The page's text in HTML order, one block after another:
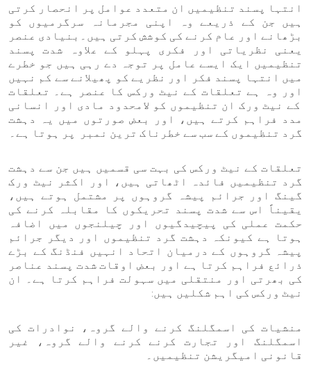
انتہا پسند تنظیمیں ان متعدد عوامل پر انحصار کرتی
ہیں جن کے ذریعے وہ اپنی مجرمانہ سرگرمیوں کو
بڑھانے اور عام کرنے کی کوشش کرتی ہیں۔بنیادی عنصر
یعنی نظریاتی اور فکری پہلو کے علاوہ شدت پسند
تنظیمیں ایک ایسے عامل پر توجہ دے رہی ہیں جو خطرے
میں انتہا پسند فکر اور نظریے کو پھیلانے سے کم نہیں
اور وہ ہے تعلقات کے نیٹ ورکس کا عنصر ہے۔ تعلقات
کے نیٹ ورک ان تنظیموں کو لامحدود مادی اور انسانی
مدد فراہم کرتے ہیں، اور بعض صورتوں میں یہ دہشت
گرد تنظیموں کے سب سے خطرناک ترین نمبر پر ہوتا ہے۔
تعلقات کے نیٹ ورکس کی بہت سی قسمیں ہیں جن سے دہشت
گرد تنظیمیں فائدہ اٹھاتی ہیں، اور اکثر نیٹ ورک
گینگ اور جرائم پیشہ گروہوں پر مشتمل ہوتے ہیں،
یقیناً اس سے شدت پسند تحریکوں کا مقابلہ کرنے کی
حکمت عملی کی پیچیدگیوں اور چیلنجوں میں اضافہ
ہوتا ہے کیونکہ دہشت گرد تنظیموں اور دیگر جرائم
پیشہ گروہوں کے درمیان اتحاد انہیں فنڈنگ ​​کے بڑے
ذرائع فراہم کرتا ہے اور بعض اوقات شدت پسند عناصر
کی بھرتی اور منتقلی میں سہولت فراہم کرتا ہے۔ ان
نیٹ ورکس کی اہم شکلیں ہیں:
منشیات کی اسمگلنگ کرنے والے گروہ، نوادرات کی
اسمگلنگ اور تجارت کرنے کرنے والے گروہ، غیر
قانونی امیگریشن تنظیمیں۔